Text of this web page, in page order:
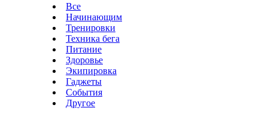
Все
Начинающим
Тренировки
Техника бега
Питание
Здоровье
Экипировка
Гаджеты
События
Другое